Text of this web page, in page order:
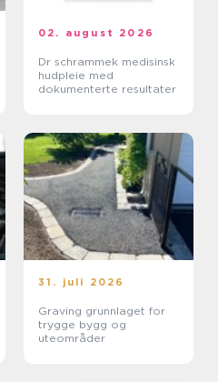
02. august 2026
Dr schrammek medisinsk
hudpleie med
dokumenterte resultater
31. juli 2026
Graving grunnlaget for
trygge bygg og
uteområder